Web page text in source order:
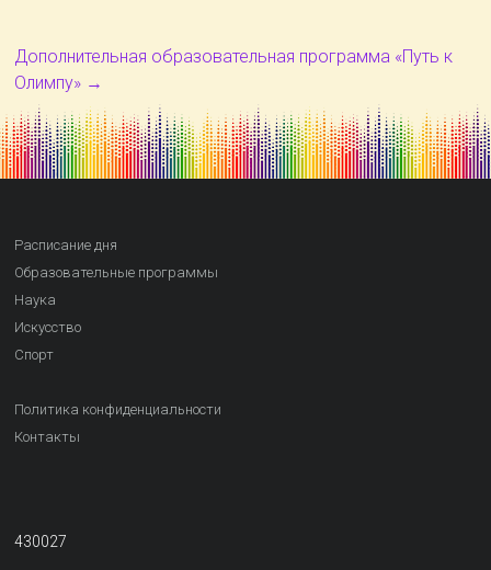
Дополнительная образовательная программа «Путь к
Олимпу» →
Расписание дня
Образовательные программы
Наука
Искусство
Спорт
Политика конфиденциальности
Контакты
430027